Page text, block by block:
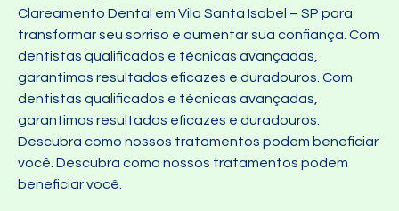
Clareamento Dental em Vila Santa Isabel – SP para
transformar seu sorriso e aumentar sua confiança. Com
dentistas qualificados e técnicas avançadas,
garantimos resultados eficazes e duradouros. Com
dentistas qualificados e técnicas avançadas,
garantimos resultados eficazes e duradouros.
Descubra como nossos tratamentos podem beneficiar
você. Descubra como nossos tratamentos podem
beneficiar você.